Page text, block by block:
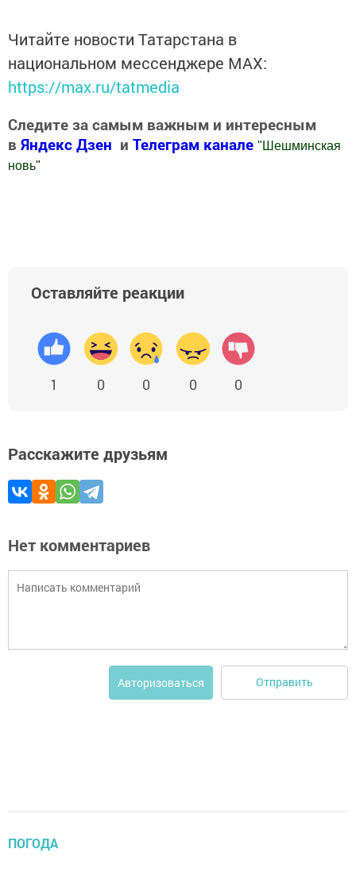
Читайте новости Татарстана в
национальном мессенджере MАХ:
https://max.ru/tatmedia
Следите за самым важным и интересным
в Яндекс Дзен и Телеграм канале " Шешминская
новь"
Оставляйте реакции
1 0 0 0 0
Расскажите друзьям
Нет комментариев
Авторизоваться Отправить
ПОГОДА